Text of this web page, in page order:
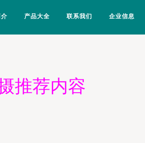
产品大全 联系我们 企业信息
推荐内容